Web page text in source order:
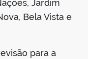
Jardim
Bela Vista e
para a